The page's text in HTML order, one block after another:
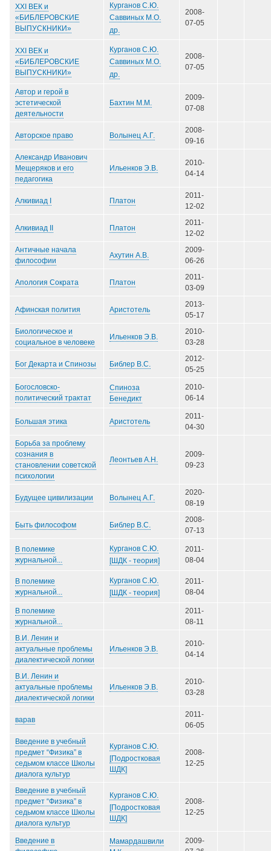
XXI ВЕК и
«БИБЛЕРОВСКИЕ
ВЫПУСКНИКИ»
Курганов С.Ю.
Саввиных М.О.
др.
2008-
07-05
XXI ВЕК и
«БИБЛЕРОВСКИЕ
ВЫПУСКНИКИ»
Курганов С.Ю.
Саввиных М.О.
др.
2008-
07-05
Автор и герой в
эстетической
деятельности
Бахтин М.М.
2009-
07-08
Авторское право Волынец А.Г.
2008-
09-16
Александр Иванович
Мещеряков и его
педагогика
Ильенков Э.В.
2010-
04-14
Алкивиад I Платон
2011-
12-02
Алкивиад II Платон
2011-
12-02
Античные начала
философии
Ахутин А.В.
2009-
06-26
Апология Сократа Платон
2011-
03-09
Афинская полития Аристотель
2013-
05-17
Биологическое и
социальное в человеке
Ильенков Э.В.
2010-
03-28
Бог Декарта и Cпинозы Библер В.С.
2012-
05-25
Богословско-
политический трактат
Спиноза
Бенедикт
2010-
06-14
Большая этика Аристотель
2011-
04-30
Борьба за проблему
сознания в
становлении советской
психологии
Леонтьев А.Н.
2009-
09-23
Будущее цивилизации Волынец А.Г.
2020-
08-19
Быть философом Библер В.С.
2008-
07-13
В полемике
журнальной...
Курганов С.Ю.
[ШДК - теория]
2011-
08-04
В полемике
журнальной...
Курганов С.Ю.
[ШДК - теория]
2011-
08-04
В полемике
журнальной...
2011-
08-11
В.И. Ленин и
актуальные проблемы
диалектической логики
Ильенков Э.В.
2010-
04-14
В.И. Ленин и
актуальные проблемы
диалектической логики
Ильенков Э.В.
2010-
03-28
варав
2011-
06-05
Введение в учебный
предмет “Физика” в
седьмом классе Школы
диалога культур
Курганов С.Ю.
[Подростковая
ШДК]
2008-
12-25
Введение в учебный
предмет “Физика” в
седьмом классе Школы
диалога культур
Курганов С.Ю.
[Подростковая
ШДК]
2008-
12-25
Введение в
Мамардашвили
2009-